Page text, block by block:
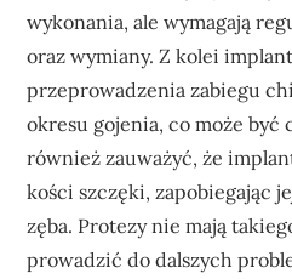
wykonania, ale wymagają
oraz wymiany. Z kolei
przeprowadzenia zabiegu
okresu gojenia, co może być
również zauważyć, że
kości szczęki, zapobiegając
zęba. Protezy nie mają
prowadzić do dalszych